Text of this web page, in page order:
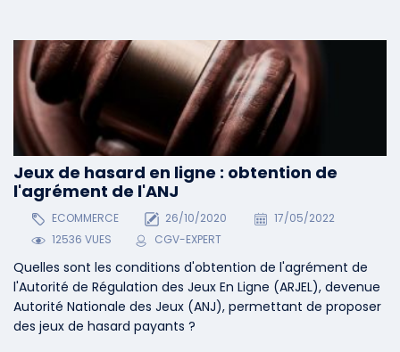
Jeux de hasard en ligne : obtention de
l'agrément de l'ANJ
ECOMMERCE 26/10/2020
17/05/2022
12536 VUES
CGV-EXPERT
Quelles sont les conditions d'obtention de l'agrément de
l'Autorité de Régulation des Jeux En Ligne (ARJEL), devenue
Autorité Nationale des Jeux (ANJ), permettant de proposer
des jeux de hasard payants ?